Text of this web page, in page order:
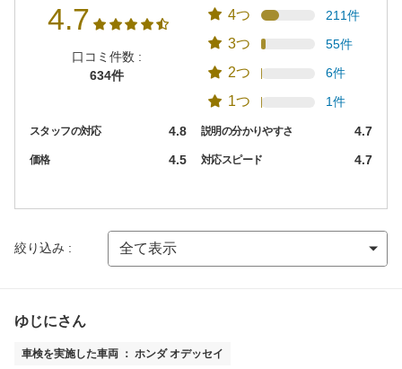
4.7
口コミ件数 :
634件
4つ 211件
3つ 55件
2つ 6件
1つ 1件
スタッフの対応 4.8 説明の分かりやすさ 4.7
価格 4.5 対応スピード 4.7
絞り込み :
ゆじにさん
車検を実施した車両 ： ホンダ オデッセイ